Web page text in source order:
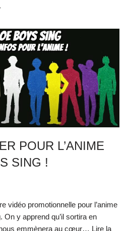
POUR L’ANIME
SING !
vidéo promotionnelle pour l’anime
y apprend qu’il sortira en
emmènera au cœur… Lire la